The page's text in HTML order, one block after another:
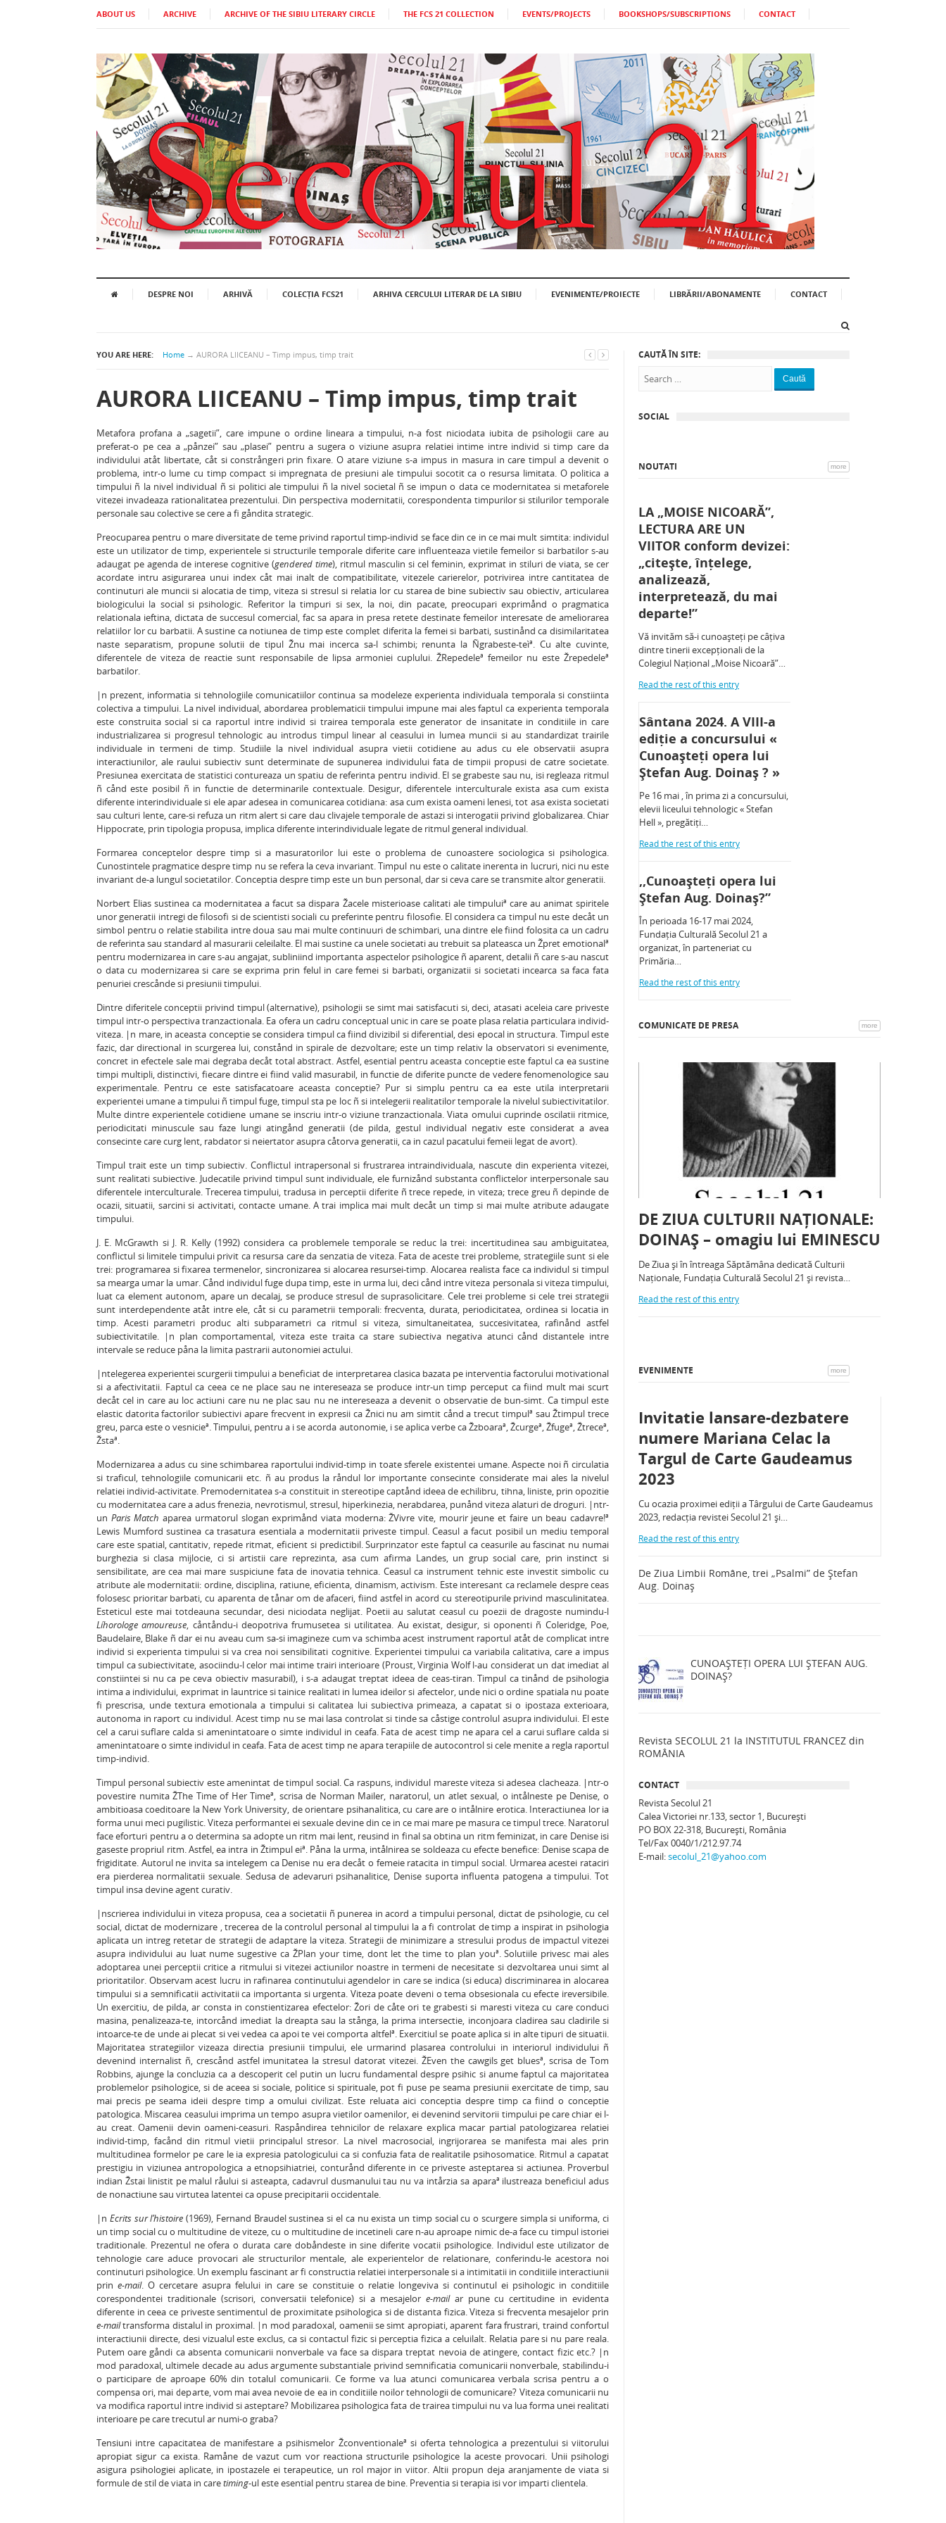
ABOUT US ARCHIVE ARCHIVE OF THE SIBIU LITERARY CIRCLE THE FCS 21 COLLECTION EVENTS/PROJECTS BOOKSHOPS/SUBSCRIPTIONS CONTACT
DESPRE NOI ARHIVĂ COLECȚIA FCS21 ARHIVA CERCULUI LITERAR DE LA SIBIU EVENIMENTE/PROIECTE LIBRĂRII/ABONAMENTE CONTACT
YOU ARE HERE: Home → AURORA LIICEANU – Timp impus, timp trait
AURORA LIICEANU – Timp impus, timp trait
Metafora profana a „sagetii”, care impune o ordine lineara a timpului, n-a fost niciodata iubita de psihologii care au
preferat-o pe cea a „pånzei” sau „plasei” pentru a sugera o viziune asupra relatiei intime intre individ si timp care da
individului atåt libertate, cåt si constrångeri prin fixare. O atare viziune s-a impus in masura in care timpul a devenit o
problema, intr-o lume cu timp compact si impregnata de presiuni ale timpului socotit ca o resursa limitata. O politica a
timpului ñ la nivel individual ñ si politici ale timpului ñ la nivel societal ñ se impun o data ce modernitatea si metaforele
vitezei invadeaza rationalitatea prezentului. Din perspectiva modernitatii, corespondenta timpurilor si stilurilor temporale
personale sau colective se cere a fi gåndita strategic.
Preocuparea pentru o mare diversitate de teme privind raportul timp-individ se face din ce in ce mai mult simtita: individul
este un utilizator de timp, experientele si structurile temporale diferite care influenteaza vietile femeilor si barbatilor s-au
adaugat pe agenda de interese cognitive (gendered time), ritmul masculin si cel feminin, exprimat in stiluri de viata, se cer
acordate intru asigurarea unui index cåt mai inalt de compatibilitate, vitezele carierelor, potrivirea intre cantitatea de
continuturi ale muncii si alocatia de timp, viteza si stresul si relatia lor cu starea de bine subiectiv sau obiectiv, articularea
biologicului la social si psihologic. Referitor la timpuri si sex, la noi, din pacate, preocupari exprimånd o pragmatica
relationala ieftina, dictata de succesul comercial, fac sa apara in presa retete destinate femeilor interesate de ameliorarea
relatiilor lor cu barbatii. A sustine ca notiunea de timp este complet diferita la femei si barbati, sustinånd ca disimilaritatea
naste separatism, propune solutii de tipul Žnu mai incerca sa-l schimbi; renunta la Ñgrabeste-teìª. Cu alte cuvinte,
diferentele de viteza de reactie sunt responsabile de lipsa armoniei cuplului. ŽRepedeleª femeilor nu este Žrepedeleª
barbatilor.
|n prezent, informatia si tehnologiile comunicatiilor continua sa modeleze experienta individuala temporala si constiinta
colectiva a timpului. La nivel individual, abordarea problematicii timpului impune mai ales faptul ca experienta temporala
este construita social si ca raportul intre individ si trairea temporala este generator de insanitate in conditiile in care
industrializarea si progresul tehnologic au introdus timpul linear al ceasului in lumea muncii si au standardizat trairile
individuale in termeni de timp. Studiile la nivel individual asupra vietii cotidiene au adus cu ele observatii asupra
interactiunilor, ale raului subiectiv sunt determinate de supunerea individului fata de timpii propusi de catre societate.
Presiunea exercitata de statistici contureaza un spatiu de referinta pentru individ. El se grabeste sau nu, isi regleaza ritmul
ñ cånd este posibil ñ in functie de determinarile contextuale. Desigur, diferentele interculturale exista asa cum exista
diferente interindividuale si ele apar adesea in comunicarea cotidiana: asa cum exista oameni lenesi, tot asa exista societati
sau culturi lente, care-si refuza un ritm alert si care dau clivajele temporale de astazi si interogatii privind globalizarea. Chiar
Hippocrate, prin tipologia propusa, implica diferente interindividuale legate de ritmul general individual.
Formarea conceptelor despre timp si a masuratorilor lui este o problema de cunoastere sociologica si psihologica.
Cunostintele pragmatice despre timp nu se refera la ceva invariant. Timpul nu este o calitate inerenta in lucruri, nici nu este
invariant de-a lungul societatilor. Conceptia despre timp este un bun personal, dar si ceva care se transmite altor generatii.
Norbert Elias sustinea ca modernitatea a facut sa dispara Žacele misterioase calitati ale timpuluiª care au animat spiritele
unor generatii intregi de filosofi si de scientisti sociali cu preferinte pentru filosofie. El considera ca timpul nu este decåt un
simbol pentru o relatie stabilita intre doua sau mai multe continuuri de schimbari, una dintre ele fiind folosita ca un cadru
de referinta sau standard al masurarii celeilalte. El mai sustine ca unele societati au trebuit sa plateasca un Žpret emotionalª
pentru modernizarea in care s-au angajat, subliniind importanta aspectelor psihologice ñ aparent, detalii ñ care s-au nascut
o data cu modernizarea si care se exprima prin felul in care femei si barbati, organizatii si societati incearca sa faca fata
penuriei crescånde si presiunii timpului.
Dintre diferitele conceptii privind timpul (alternative), psihologii se simt mai satisfacuti si, deci, atasati aceleia care priveste
timpul intr-o perspectiva tranzactionala. Ea ofera un cadru conceptual unic in care se poate plasa relatia particulara individ-
viteza. |n mare, in aceasta conceptie se considera timpul ca fiind divizibil si diferential, desi epocal in structura. Timpul este
fazic, dar directional in scurgerea lui, constånd in spirale de dezvoltare; este un timp relativ la observatori si evenimente,
concret in efectele sale mai degraba decåt total abstract. Astfel, esential pentru aceasta conceptie este faptul ca ea sustine
timpi multipli, distinctivi, fiecare dintre ei fiind valid masurabil, in functie de diferite puncte de vedere fenomenologice sau
experimentale. Pentru ce este satisfacatoare aceasta conceptie? Pur si simplu pentru ca ea este utila interpretarii
experientei umane a timpului ñ timpul fuge, timpul sta pe loc ñ si intelegerii realitatilor temporale la nivelul subiectivitatilor.
Multe dintre experientele cotidiene umane se inscriu intr-o viziune tranzactionala. Viata omului cuprinde oscilatii ritmice,
periodicitati minuscule sau faze lungi atingånd generatii (de pilda, gestul individual negativ este considerat a avea
consecinte care curg lent, rabdator si neiertator asupra cåtorva generatii, ca in cazul pacatului femeii legat de avort).
Timpul trait este un timp subiectiv. Conflictul intrapersonal si frustrarea intraindividuala, nascute din experienta vitezei,
sunt realitati subiective. Judecatile privind timpul sunt individuale, ele furnizånd substanta conflictelor interpersonale sau
diferentele interculturale. Trecerea timpului, tradusa in perceptii diferite ñ trece repede, in viteza; trece greu ñ depinde de
ocazii, situatii, sarcini si activitati, contacte umane. A trai implica mai mult decåt un timp si mai multe atribute adaugate
timpului.
J. E. McGrawth si J. R. Kelly (1992) considera ca problemele temporale se reduc la trei: incertitudinea sau ambiguitatea,
conflictul si limitele timpului privit ca resursa care da senzatia de viteza. Fata de aceste trei probleme, strategiile sunt si ele
trei: programarea si fixarea termenelor, sincronizarea si alocarea resursei-timp. Alocarea realista face ca individul si timpul
sa mearga umar la umar. Cånd individul fuge dupa timp, este in urma lui, deci cånd intre viteza personala si viteza timpului,
luat ca element autonom, apare un decalaj, se produce stresul de suprasolicitare. Cele trei probleme si cele trei strategii
sunt interdependente atåt intre ele, cåt si cu parametrii temporali: frecventa, durata, periodicitatea, ordinea si locatia in
timp. Acesti parametri produc alti subparametri ca ritmul si viteza, simultaneitatea, succesivitatea, rafinånd astfel
subiectivitatile. |n plan comportamental, viteza este traita ca stare subiectiva negativa atunci cånd distantele intre
intervale se reduce påna la limita pastrarii autonomiei actului.
|ntelegerea experientei scurgerii timpului a beneficiat de interpretarea clasica bazata pe interventia factorului motivational
si a afectivitatii. Faptul ca ceea ce ne place sau ne intereseaza se produce intr-un timp perceput ca fiind mult mai scurt
decåt cel in care au loc actiuni care nu ne plac sau nu ne intereseaza a devenit o observatie de bun-simt. Ca timpul este
elastic datorita factorilor subiectivi apare frecvent in expresii ca Žnici nu am simtit cånd a trecut timpulª sau Žtimpul trece
greu, parca este o vesnicieª. Timpului, pentru a i se acorda autonomie, i se aplica verbe ca Žzboaraª, Žcurgeª, Žfugeª, Žtreceª,
Žstaª.
Modernizarea a adus cu sine schimbarea raportului individ-timp in toate sferele existentei umane. Aspecte noi ñ circulatia
si traficul, tehnologiile comunicarii etc. ñ au produs la råndul lor importante consecinte considerate mai ales la nivelul
relatiei individ-activitate. Premodernitatea s-a constituit in stereotipe captånd ideea de echilibru, tihna, liniste, prin opozitie
cu modernitatea care a adus frenezia, nevrotismul, stresul, hiperkinezia, nerabdarea, punånd viteza alaturi de droguri. |ntr-
un Paris Match aparea urmatorul slogan exprimånd viata moderna: ŽVivre vite, mourir jeune et faire un beau cadavre!ª
Lewis Mumford sustinea ca trasatura esentiala a modernitatii priveste timpul. Ceasul a facut posibil un mediu temporal
care este spatial, cantitativ, repede ritmat, eficient si predictibil. Surprinzator este faptul ca ceasurile au fascinat nu numai
burghezia si clasa mijlocie, ci si artistii care reprezinta, asa cum afirma Landes, un grup social care, prin instinct si
sensibilitate, are cea mai mare suspiciune fata de inovatia tehnica. Ceasul ca instrument tehnic este investit simbolic cu
atribute ale modernitatii: ordine, disciplina, ratiune, eficienta, dinamism, activism. Este interesant ca reclamele despre ceas
folosesc prioritar barbati, cu aparenta de tånar om de afaceri, fiind astfel in acord cu stereotipurile privind masculinitatea.
Esteticul este mai totdeauna secundar, desi niciodata neglijat. Poetii au salutat ceasul cu poezii de dragoste numindu-l
Líhorologe amoureuse, cåntåndu-i deopotriva frumusetea si utilitatea. Au existat, desigur, si oponenti ñ Coleridge, Poe,
Baudelaire, Blake ñ dar ei nu aveau cum sa-si imagineze cum va schimba acest instrument raportul atåt de complicat intre
individ si experienta timpului si va crea noi sensibilitati cognitive. Experientei timpului ca variabila calitativa, care a impus
timpul ca subiectivitate, asociindu-l celor mai intime trairi interioare (Proust, Virginia Wolf l-au considerat un dat imediat al
constiintei si nu ca pe ceva obiectiv masurabil), i s-a adaugat treptat ideea de ceas-tiran. Timpul ca tinånd de psihologia
intima a individului, exprimat in launtrice si tainice realitati in lumea ideilor si afectelor, unde nici o ordine spatiala nu poate
fi prescrisa, unde textura emotionala a timpului si calitatea lui subiectiva primeaza, a capatat si o ipostaza exterioara,
autonoma in raport cu individul. Acest timp nu se mai lasa controlat si tinde sa cåstige controlul asupra individului. El este
cel a carui suflare calda si amenintatoare o simte individul in ceafa. Fata de acest timp ne apara cel a carui suflare calda si
amenintatoare o simte individul in ceafa. Fata de acest timp ne apara terapiile de autocontrol si cele menite a regla raportul
timp-individ.
Timpul personal subiectiv este amenintat de timpul social. Ca raspuns, individul mareste viteza si adesea clacheaza. |ntr-o
povestire numita ŽThe Time of Her Timeª, scrisa de Norman Mailer, naratorul, un atlet sexual, o intålneste pe Denise, o
ambitioasa coeditoare la New York University, de orientare psihanalitica, cu care are o intålnire erotica. Interactiunea lor ia
forma unui meci pugilistic. Viteza performantei ei sexuale devine din ce in ce mai mare pe masura ce timpul trece. Naratorul
face eforturi pentru a o determina sa adopte un ritm mai lent, reusind in final sa obtina un ritm feminizat, in care Denise isi
gaseste propriul ritm. Astfel, ea intra in Žtimpul eiª. Påna la urma, intålnirea se soldeaza cu efecte benefice: Denise scapa de
frigiditate. Autorul ne invita sa intelegem ca Denise nu era decåt o femeie ratacita in timpul social. Urmarea acestei rataciri
era pierderea normalitatii sexuale. Sedusa de adevaruri psihanalitice, Denise suporta influenta patogena a timpului. Tot
timpul insa devine agent curativ.
|nscrierea individului in viteza propusa, cea a societatii ñ punerea in acord a timpului personal, dictat de psihologie, cu cel
social, dictat de modernizare , trecerea de la controlul personal al timpului la a fi controlat de timp a inspirat in psihologia
aplicata un intreg retetar de strategii de adaptare la viteza. Strategii de minimizare a stresului produs de impactul vitezei
asupra individului au luat nume sugestive ca ŽPlan your time, dont let the time to plan youª. Solutiile privesc mai ales
adoptarea unei perceptii critice a ritmului si vitezei actiunilor noastre in termeni de necesitate si dezvoltarea unui simt al
prioritatilor. Observam acest lucru in rafinarea continutului agendelor in care se indica (si educa) discriminarea in alocarea
timpului si a semnificatii activitatii ca importanta si urgenta. Viteza poate deveni o tema obsesionala cu efecte ireversibile.
Un exercitiu, de pilda, ar consta in constientizarea efectelor: Žori de cåte ori te grabesti si maresti viteza cu care conduci
masina, penalizeaza-te, intorcånd imediat la dreapta sau la stånga, la prima intersectie, inconjoara cladirea sau cladirile si
intoarce-te de unde ai plecat si vei vedea ca apoi te vei comporta altfelª. Exercitiul se poate aplica si in alte tipuri de situatii.
Majoritatea strategiilor vizeaza directia presiunii timpului, ele urmarind plasarea controlului in interiorul individului ñ
devenind internalist ñ, crescånd astfel imunitatea la stresul datorat vitezei. ŽEven the cawgils get bluesª, scrisa de Tom
Robbins, ajunge la concluzia ca a descoperit cel putin un lucru fundamental despre psihic si anume faptul ca majoritatea
problemelor psihologice, si de aceea si sociale, politice si spirituale, pot fi puse pe seama presiunii exercitate de timp, sau
mai precis pe seama ideii despre timp a omului civilizat. Este reluata aici conceptia despre timp ca fiind o conceptie
patologica. Miscarea ceasului imprima un tempo asupra vietilor oamenilor, ei devenind servitorii timpului pe care chiar ei l-
au creat. Oamenii devin oameni-ceasuri. Raspåndirea tehnicilor de relaxare explica macar partial patologizarea relatiei
individ-timp, facånd din ritmul vietii principalul stresor. La nivel macrosocial, ingrijorarea se manifesta mai ales prin
multitudinea formelor pe care le ia expresia patologicului ca si confuzia fata de realitatile psihosomatice. Ritmul a capatat
prestigiu in viziunea antropologica a etnopsihiatriei, conturånd diferente in ce priveste asteptarea si actiunea. Proverbul
indian Žstai linistit pe malul råului si asteapta, cadavrul dusmanului tau nu va intårzia sa aparaª ilustreaza beneficiul adus
de nonactiune sau virtutea latentei ca opuse precipitarii occidentale.
|n Ecrits sur l’histoire (1969), Fernand Braudel sustinea si el ca nu exista un timp social cu o scurgere simpla si uniforma, ci
un timp social cu o multitudine de viteze, cu o multitudine de incetineli care n-au aproape nimic de-a face cu timpul istoriei
traditionale. Prezentul ne ofera o durata care dobåndeste in sine diferite vocatii psihologice. Individul este utilizator de
tehnologie care aduce provocari ale structurilor mentale, ale experientelor de relationare, conferindu-le acestora noi
continuturi psihologice. Un exemplu fascinant ar fi constructia relatiei interpersonale si a intimitatii in conditiile interactiunii
prine-mail. O cercetare asupra felului in care se constituie o relatie longeviva si continutul ei psihologic in conditiile
corespondentei traditionale (scrisori, conversatii telefonice) si a mesajelor e-mailar pune cu certitudine in evidenta
diferente in ceea ce priveste sentimentul de proximitate psihologica si de distanta fizica. Viteza si frecventa mesajelor prin
e-mailtransforma distalul in proximal. |n mod paradoxal, oamenii se simt apropiati, aparent fara frustrari, traind confortul
interactiunii directe, desi vizualul este exclus, ca si contactul fizic si perceptia fizica a celuilalt. Relatia pare si nu pare reala.
Putem oare gåndi ca absenta comunicarii nonverbale va face sa dispara treptat nevoia de atingere, contact fizic etc.? |n
mod paradoxal, ultimele decade au adus argumente substantiale privind semnificatia comunicarii nonverbale, stabilindu-i
o participare de aproape 60% din totalul comunicarii. Ce forme va lua atunci comunicarea verbala scrisa pentru a o
compensa ori, mai departe, vom mai avea nevoie de ea in conditiile noilor tehnologii de comunicare? Viteza comunicarii nu
va modifica raportul intre individ si asteptare? Mobilizarea psihologica fata de trairea timpului nu va lua forma unei realitati
interioare pe care trecutul ar numi-o graba?
Tensiuni intre capacitatea de manifestare a psihismelor Žconventionaleª si oferta tehnologica a prezentului si viitorului
apropiat sigur ca exista. Ramåne de vazut cum vor reactiona structurile psihologice la aceste provocari. Unii psihologi
asigura psihologiei aplicate, in ipostazele ei terapeutice, un rol major in viitor. Altii propun deja aranjamente de viata si
formule de stil de viata in caretiming-ul este esential pentru starea de bine. Preventia si terapia isi vor imparti clientela.
CAUTĂ ÎN SITE:
Caută
SOCIAL
NOUTATI more
LA „MOISE NICOARĂ”,
LECTURA ARE UN
VIITOR conform devizei:
„citește, înțelege,
analizează,
interpretează, du mai
departe!”
Vă invităm să-i cunoașteți pe câțiva
dintre tinerii excepționali de la
Colegiul Național „Moise Nicoară”…
Read the rest of this entry
Sântana 2024. A VIII-a
ediție a concursului «
Cunoașteți opera lui
Ștefan Aug. Doinaș ? »
Pe 16 mai , în prima zi a concursului,
elevii liceului tehnologic « Stefan
Hell », pregătiți…
Read the rest of this entry
,,Cunoașteți opera lui
Ștefan Aug. Doinaș?”
În perioada 16-17 mai 2024,
Fundația Culturală Secolul 21 a
organizat, în parteneriat cu
Primăria…
Read the rest of this entry
COMUNICATE DE PRESA more
DE ZIUA CULTURII NAȚIONALE:
DOINAȘ – omagiu lui EMINESCU
De Ziua și în întreaga Săptămâna dedicată Culturii
Naționale, Fundația Culturală Secolul 21 și revista…
Read the rest of this entry
EVENIMENTE more
Invitatie lansare-dezbatere
numere Mariana Celac la
Targul de Carte Gaudeamus
2023
Cu ocazia proximei ediții a Târgului de Carte Gaudeamus
2023, redacția revistei Secolul 21 și…
Read the rest of this entry
De Ziua Limbii Române, trei „Psalmi” de Ștefan
Aug. Doinaș
CUNOAȘTEȚI OPERA LUI ȘTEFAN AUG.
DOINAȘ?
Revista SECOLUL 21 la INSTITUTUL FRANCEZ din
ROMÂNIA
CONTACT
Revista Secolul 21
Calea Victoriei nr.133, sector 1, Bucureşti
PO BOX 22-318, București, România
Tel/Fax 0040/1/212.97.74
E-mail:secolul_21@yahoo.com